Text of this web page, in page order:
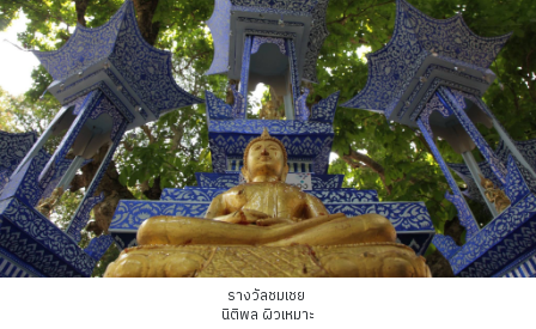
รางวัลชมเชย
นิติพล ผิวเหมาะ